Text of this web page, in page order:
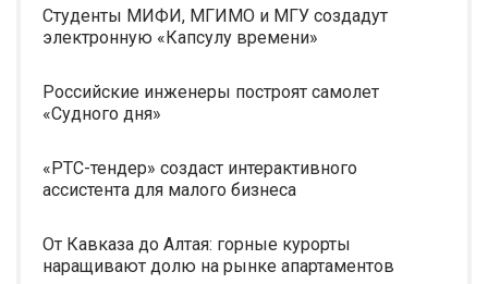
Студенты МИФИ, МГИМО и МГУ создадут
электронную «Капсулу времени»
Российские инженеры построят самолет
«Судного дня»
«РТС-тендер» создаст интерактивного
ассистента для малого бизнеса
От Кавказа до Алтая: горные курорты
наращивают долю на рынке апартаментов